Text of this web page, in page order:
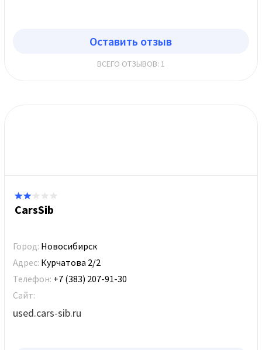
Оставить отзыв
ВСЕГО ОТЗЫВОВ: 1
CarsSib
Город: Новосибирск
Адрес: Курчатова 2/2
Телефон: +7 (383) 207-91-30
Сайт:
used.cars-sib.ru